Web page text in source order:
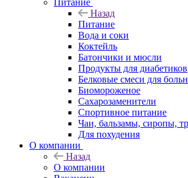
Питание
Назад
Питание
Вода и соки
Коктейль
Батончики и мюсли
Продукты для диабетиков
Белковые смеси для
Биомороженое
Сахарозаменители
Спортивное питание
Чаи, бальзамы, сиропы,
Для похудения
О компании
Назад
О компании